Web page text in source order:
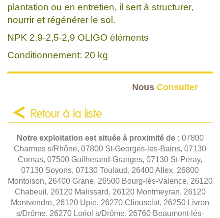
plantation ou en entretien, il sert à structurer,
nourrir et régénérer le sol.
NPK 2,9-2,5-2,9 OLIGO éléments
Conditionnement: 20 kg
Nous Consulter
Retour à la liste
Notre exploitation est située à proximité de : 07800
Charmes s/Rhône, 07800 St-Georges-les-Bains, 07130
Cornas, 07500 Guilherand-Granges, 07130 St-Péray,
07130 Soyons, 07130 Toulaud, 26400 Allex, 26800
Montoison, 26400 Grane, 26500 Bourg-lès-Valence, 26120
Chabeuil, 26120 Malissard, 26120 Montmeyran, 26120
Montvendre, 26120 Upie, 26270 Cliousclat, 26250 Livron
s/Drôme, 26270 Loriol s/Drôme, 26760 Beaumont-lès-